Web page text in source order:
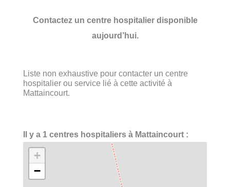
Contactez un centre hospitalier disponible
aujourd’hui.
Liste non exhaustive pour contacter un centre
hospitalier ou service lié à cette activité à
Mattaincourt.
Il y a 1 centres hospitaliers à Mattaincourt :
+
−